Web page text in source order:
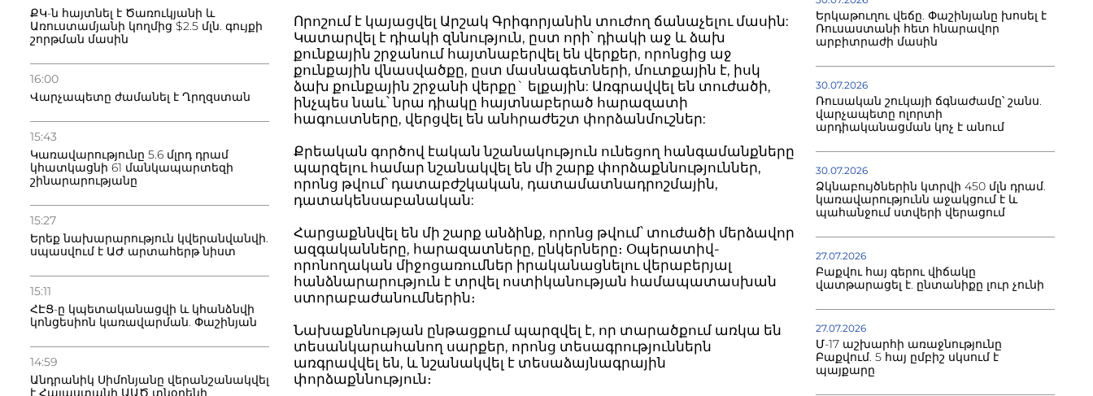
ՔԿ-ն հայտնել է Ծառուկյանի և
Առուստամյանի կողմից $2.5 մլն. գույքի
շորթման մասին
16:00
Վարչապետը ժամանել է Ղրղզստան
15:43
Կառավարությունը 5.6 մլրդ դրամ
կհատկացնի 61 մանկապարտեզի
շինարարությանը
15:27
Երեք նախարարություն կվերանվանվի.
սպասվում է ԱԺ արտահերթ նիստ
15:11
ՀԷՑ-ը կպետականացվի և կհանձնվի
կոնցեսիոն կառավարման. Փաշինյան
14:59
Անդրանիկ Սիմոնյանը վերանշանակվել
է Հայաստանի ԱԱԾ տնօրենի
Որոշում է կայացվել Արշակ Գրիգորյանին տուժող ճանաչելու մասին:
Կատարվել է դիակի զննություն, ըստ որի՝ դիակի աջ և ձախ
քունքային շրջանում հայտնաբերվել են վերքեր, որոնցից աջ
քունքային վնասվածքը, ըստ մասնագետների, մուտքային է, իսկ
ձախ քունքային շրջանի վերքը` ելքային: Առգրավվել են տուժածի,
ինչպես նաև՝ նրա դիակը հայտնաբերած հարազատի
հագուստները, վերցվել են անհրաժեշտ փորձանմուշներ:
Քրեական գործով էական նշանակություն ունեցող հանգամանքները
պարզելու համար նշանակվել են մի շարք փորձաքննություններ,
որոնց թվում՝ դատաբժշկական, դատամատնադրոշմային,
դատակենսաբանական:
Հարցաքննվել են մի շարք անձինք, որոնց թվում՝ տուժածի մերձավոր
ազգականները, հարազատները, ընկերները։ Օպերատիվ-
որոնողական միջոցառումներ իրականացնելու վերաբերյալ
հանձնարարություն է տրվել ոստիկանության համապատասխան
ստորաբաժանումներին։
Նախաքննության ընթացքում պարզվել է, որ տարածքում առկա են
տեսանկարահանող սարքեր, որոնց տեսագրություններն
առգրավվել են, և նշանակվել է տեսաձայնագրային
փորձաքննություն։
Երկաթուղու վեճը. Փաշինյանը խոսել է
Ռուսաստանի հետ հնարավոր
արբիտրաժի մասին
30.07.2026
Ռուսական շուկայի ճգնաժամը՝ շանս.
վարչապետը ոլորտի
արդիականացման կոչ է անում
30.07.2026
Ձկնաբույծներին կտրվի 450 մլն դրամ.
կառավարությունն աջակցում է և
պահանջում ստվերի վերացում
27.07.2026
Բաքվու հայ գերու վիճակը
վատթարացել է. ընտանիքը լուր չունի
27.07.2026
Մ-17 աշխարհի առաջնությունը
Բաքվում. 5 հայ ըմբիշ սկսում է
պայքարը